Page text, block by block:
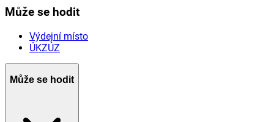
Může se hodit
Výdejní místo
ÚKZÚZ
Může se hodit